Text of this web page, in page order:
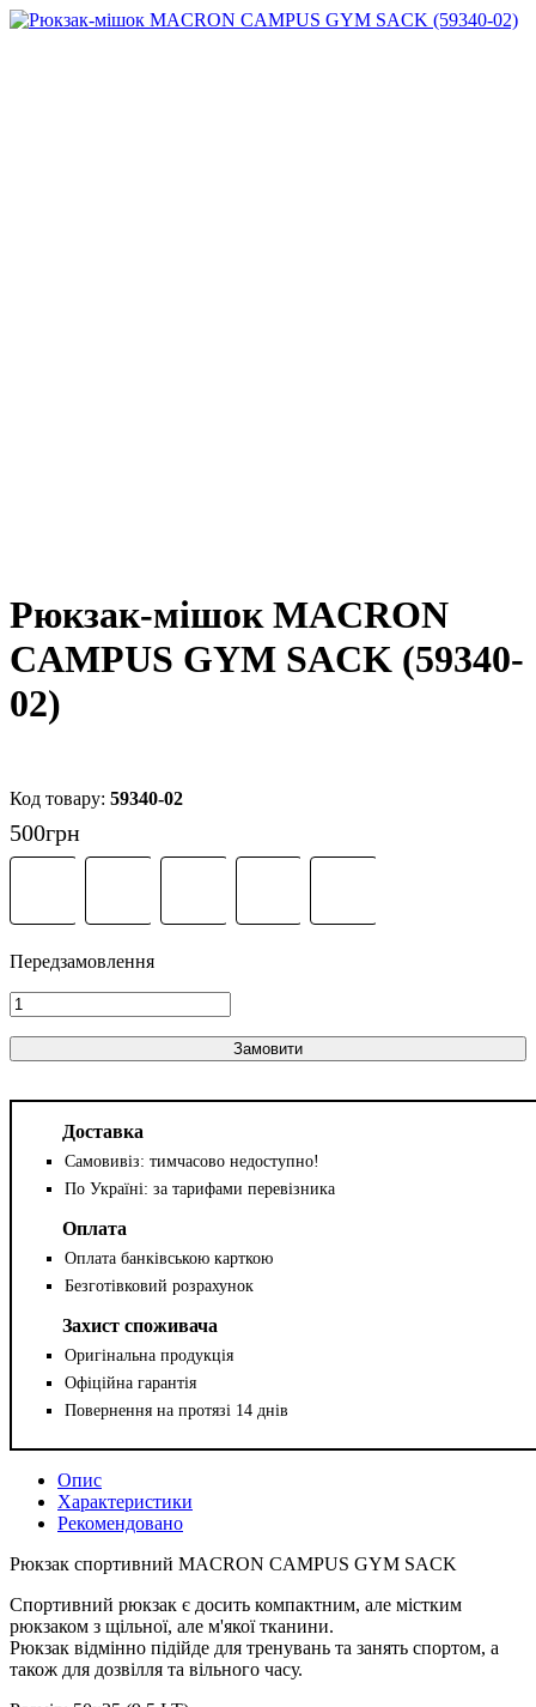
Рюкзак-мішок MACRON
CAMPUS GYM SACK (59340-
02)
59340-02
500грн
Замовити
Доставка
Самовивіз: тимчасово недоступно!
По Україні: за тарифами перевізника
Оплата
Оплата банківською карткою
Безготівковий розрахунок
Захист споживача
Оригінальна продукція
Офіційна гарантія
Повернення на протязі 14 днів
Опис
Характеристики
Рекомендовано
Рюкзак спортивний MACRON CAMPUS GYM SACK
Спортивний рюкзак є досить компактним, але містким
рюкзаком з щільної, але м'якої тканини.
Рюкзак відмінно підійде для тренувань та занять спортом, а
також для дозвілля та вільного часу.